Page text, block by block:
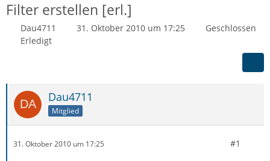
Filter erstellen [erl.]
Dau4711 31. Oktober 2010 um 17:25
Geschlossen
Erledigt
Dau4711
Mitglied
31. Oktober 2010 um 17:25 #1